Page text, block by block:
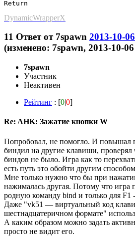
DynamicWrapperX
11 Ответ от 7spawn 2013-10-
(изменено: 7spawn, 2013-10-
7spawn
Участник
Неактивен
Рейтинг : [0|0]
Re: AHK: Зажатие кнопки W
Попробовал, не помогло. И повышал
биндил на другие клавиши, проверял
биндов не было. Игра как то
есть путь это обойти другим
Мне только нужно что бы при
нажималась другая. Потому что игра
родную команду bind и только для F1
Даже "vk51 — виртуальный код
шестнадцатеричном формате"
А каким образом можно задать
просто не видит его.